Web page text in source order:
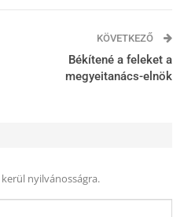
KÖVETKEZŐ
Békítené a feleket a
megyeitanács-elnök
nyilvánosságra.